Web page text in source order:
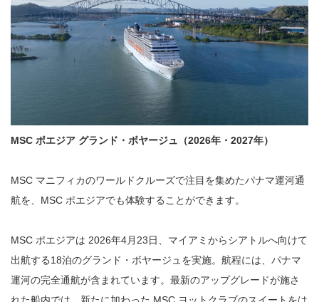
MSC ポエジア グランド・ボヤージュ（2026年・2027年）
MSC マニフィカのワールドクルーズで注目を集めたパナマ運河通
航を、MSC ポエジアでも体験することができます。
MSC ポエジアは 2026年4月23日、マイアミからシアトルへ向けて
出航する18泊のグランド・ボヤージュを実施。航程には、パナマ
運河の完全通航が含まれています。最新のアップグレードが施さ